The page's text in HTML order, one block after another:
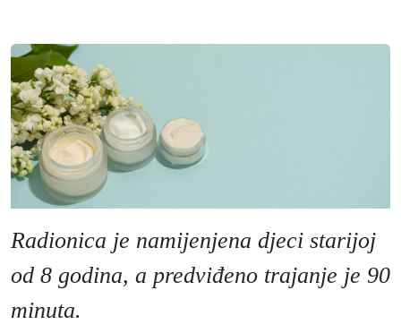
Radionica je namijenjena djeci starijoj
od 8 godina, a predviđeno trajanje je 90
minuta.